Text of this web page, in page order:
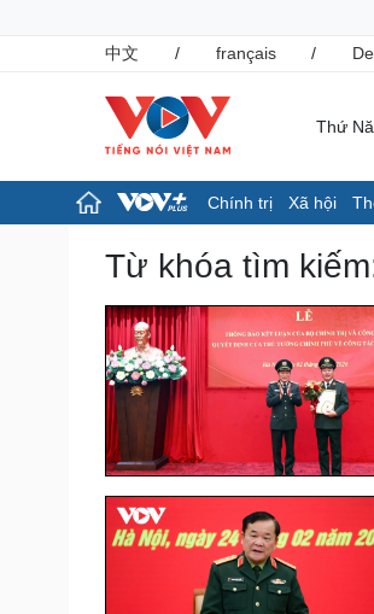
中文
/ français /
Thứ
Chính trị Xã hội
Chính trị
Tổ chức nhân sự
Quốc hội
Nhận diện sự thật
Pháp luật
Tin nóng
Tư vấn luật
Từ khóa tìm